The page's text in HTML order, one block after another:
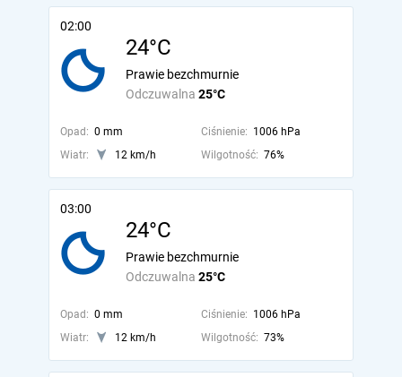
02:00
24°C
Odczuwalna 25°C
Prawie bezchmurnie
Opad: 0 mm Ciśnienie: 1006 hPa
Wiatr:
12 km/h Wilgotność: 76%
03:00
24°C
Odczuwalna 25°C
Prawie bezchmurnie
Opad: 0 mm Ciśnienie: 1006 hPa
Wiatr:
12 km/h Wilgotność: 73%